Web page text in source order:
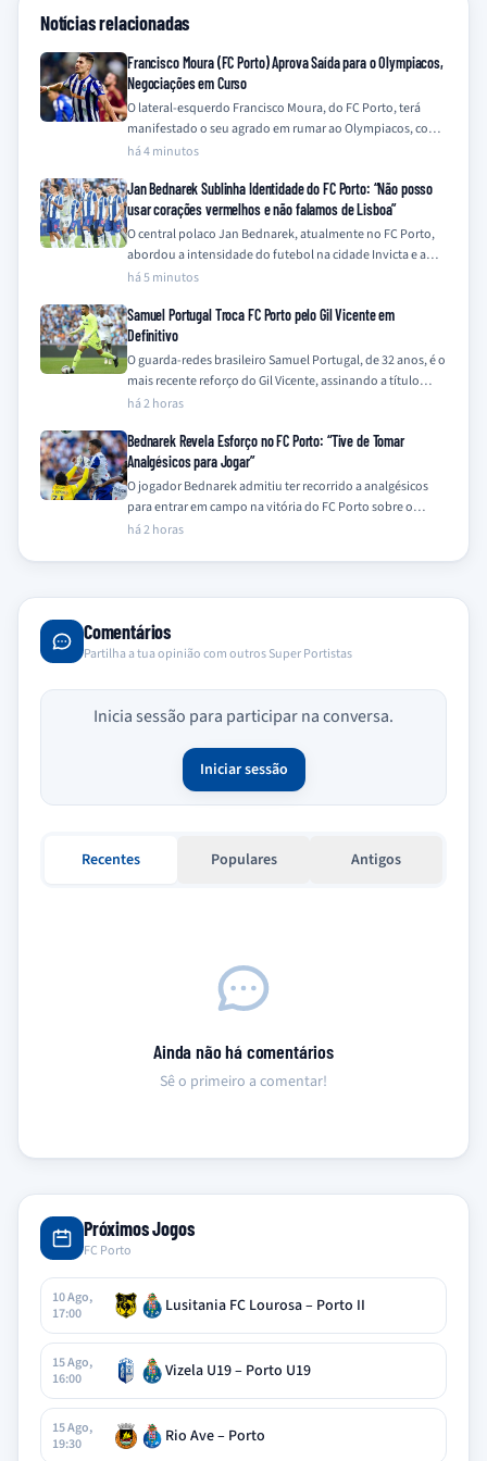
Notícias relacionadas
Francisco Moura (FC Porto) Aprova Saída para o Olympiacos,
Negociações em Curso
O lateral-esquerdo Francisco Moura, do FC Porto, terá
manifestado o seu agrado em rumar ao Olympiacos, com
as negociações entre os clubes…
há 4 minutos
Jan Bednarek Sublinha Identidade do FC Porto: “Não posso
usar corações vermelhos e não falamos de Lisboa”
O central polaco Jan Bednarek, atualmente no FC Porto,
abordou a intensidade do futebol na cidade Invicta e a
rivalidade com a…
há 5 minutos
Samuel Portugal Troca FC Porto pelo Gil Vicente em
Definitivo
O guarda-redes brasileiro Samuel Portugal, de 32 anos, é o
mais recente reforço do Gil Vicente, assinando a título
definitivo após quatro…
há 2 horas
Bednarek Revela Esforço no FC Porto: “Tive de Tomar
Analgésicos para Jogar”
O jogador Bednarek admitiu ter recorrido a analgésicos
para entrar em campo na vitória do FC Porto sobre o
Alverca, confessando que…
há 2 horas
Comentários
Partilha a tua opinião com outros Super Portistas
Inicia sessão para participar na conversa.
Iniciar sessão
Recentes Populares Antigos
Ainda não há comentários
Sê o primeiro a comentar!
Próximos Jogos
FC Porto
10 Ago,
17:00
Lusitania FC Lourosa – Porto II
15 Ago,
16:00
Vizela U19 – Porto U19
15 Ago,
19:30
Rio Ave – Porto